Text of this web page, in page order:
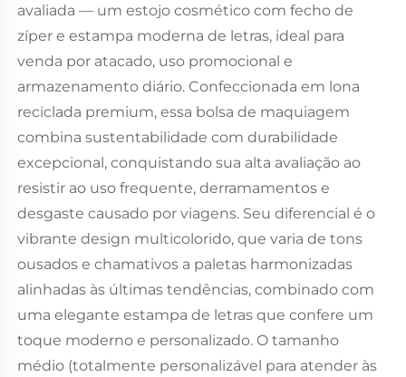
avaliada — um estojo cosmético com fecho de
zíper e estampa moderna de letras, ideal para
venda por atacado, uso promocional e
armazenamento diário. Confeccionada em lona
reciclada premium, essa bolsa de maquiagem
combina sustentabilidade com durabilidade
excepcional, conquistando sua alta avaliação ao
resistir ao uso frequente, derramamentos e
desgaste causado por viagens. Seu diferencial é o
vibrante design multicolorido, que varia de tons
ousados e chamativos a paletas harmonizadas
alinhadas às últimas tendências, combinado com
uma elegante estampa de letras que confere um
toque moderno e personalizado. O tamanho
médio (totalmente personalizável para atender às